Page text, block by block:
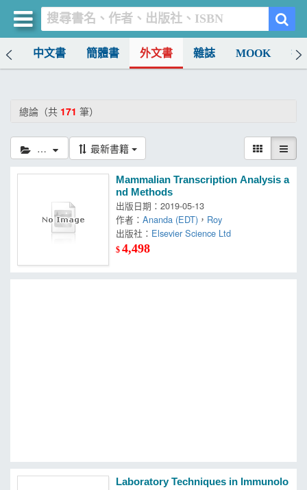
中文書 簡體書 外文書 雜誌 MOOK 找
總論（共 171 筆）
總論 最新書籍
Mammalian Transcription Analysis a
nd Methods
出版日期：2019-05-13
作者：Ananda (EDT) ， Roy
出版社： Elsevier Science Ltd
$4,498
Laboratory Techniques in Immunolo
買書網
書店暢銷榜
簡體書
外文書